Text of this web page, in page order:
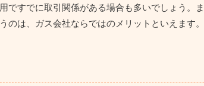
ですでに取引関係がある場合も多いでしょう。
のは、ガス会社ならではのメリットといえます